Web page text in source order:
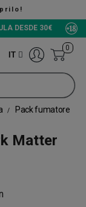
DESDE 30€
IT
0
Pack fumatore
Matter